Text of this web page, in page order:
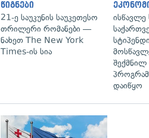
წიგნები
21-ე საუკუნის საუკეთესო
თრილერი რომანები —
ნახეთ The New York
Times-ის სია
ისწავლე
დაიწყო